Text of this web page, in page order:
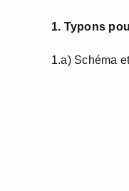
1. Typons
1.a) Schéma